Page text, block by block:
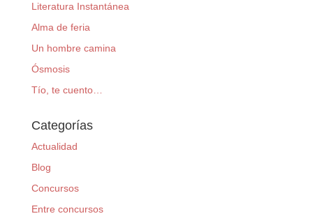
Literatura Instantánea
Alma de feria
Un hombre camina
Ósmosis
Tío, te cuento…
Categorías
Actualidad
Blog
Concursos
Entre concursos